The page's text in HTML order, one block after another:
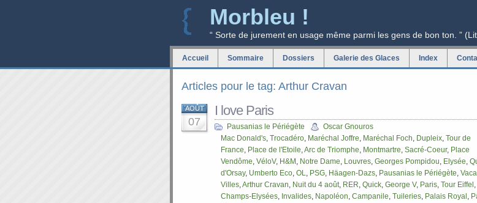
Morbleu !
“ Sorte de jurement en usage même parmi les gens de bon ton. ”
Accueil Sommaire Dossiers Galerie des Glaces Index
Articles pour le tag: Arthur Cravan
AOÛT
07
I love Paris
Pausanias le Périégète
Oscar Gnouros
Mac Donald's, Trocadéro, Maréchal Joffre, Maréchal Foch, Dupleix, Tour de
France, Place de l'Etoile,Arc de Triomphe, Montmartre, Sacré-Coeur, Place
Vendôme, VéloV, H&M , Notre Dame, Louvres, Georges Pompidou, Elysée,
d'Orsay, Umberto Eco, OL, PSG, Häagen-Dazs, Pausanias le Périégète,
Villes,Arthur Cravan, Nuit du 4 août, RER, Quick, George V, Paris, Tour Eiffel ,
Champs-Elysées, Invalides, Napoléon, Campanile, Tuileries, Palais Royal ,